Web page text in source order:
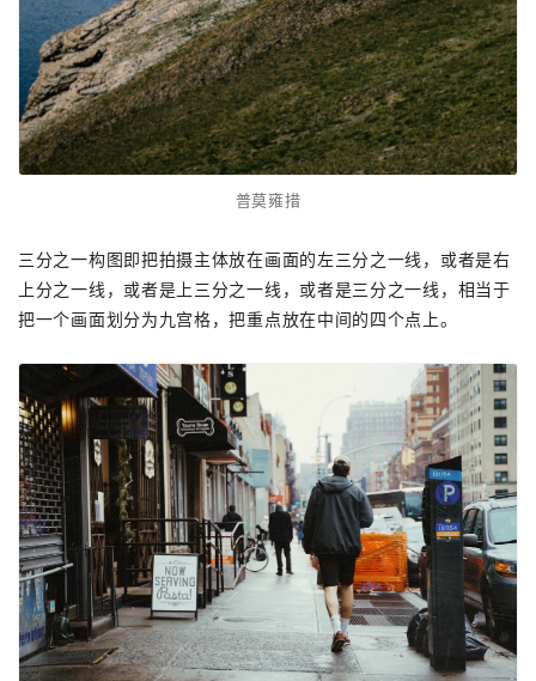
普莫雍措
三分之一构图即把拍摄主体放在画面的左三分之一线，或者是右
上分之一线，或者是上三分之一线，或者是三分之一线，相当于
把一个画面划分为九宫格，把重点放在中间的四个点上。